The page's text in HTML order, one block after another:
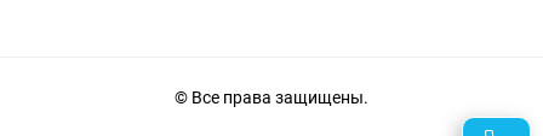
© Все права защищены.